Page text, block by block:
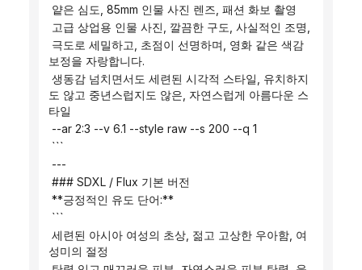
얕은 심도, 85mm 인물 사진 렌즈, 패션 화보 촬영
고급 상업용 인물 사진, 깔끔한 구도, 사실적인 조명,
보정을 자랑합니다.
도 않고 중년스럽지도 않은, 자연스럽게 아름다운 스
타일
--ar 2:3 --v 6.1 --style raw --s 200 --q 1
```
---
### SDXL / Flux 기본 버전
**긍정적인 유도 단어:**
```
성미의 절정